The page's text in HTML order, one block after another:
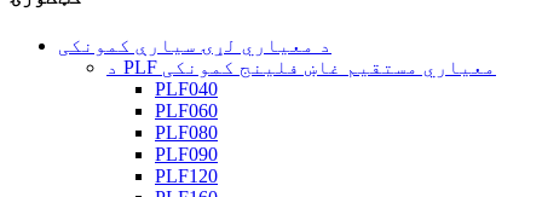
د معیاري لړۍ سیارې کمونکی
د PLF معیاري مستقیم غاښ فلینج کمونکی
PLF040
PLF060
PLF080
PLF090
PLF120